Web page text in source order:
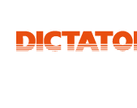
hovedinnhold
bunntekst